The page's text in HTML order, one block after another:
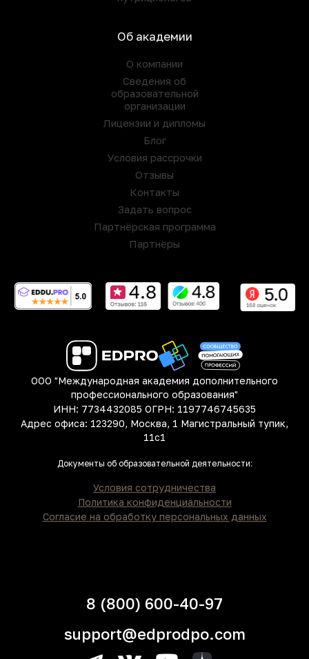
Об академии
О компании
Сведения об
образовательной
организации
Лицензии и дипломы
Блог
Условия рассрочки
Отзывы
Контакты
Задать вопрос
Партнёрская программа
Партнёры
ООО "Международная академия дополнительного
профессионального образования"
ИНН: 7734432085 ОГРН: 1197746745635
Адрес офиса: 123290, Москва, 1 Магистральный тупик,
11с1
Документы об образовательной деятельности:
Условия сотрудничества
Политика конфиденциальности
Согласие на обработку персональных данных
8 (800) 600-40-97
support@edprodpo.com